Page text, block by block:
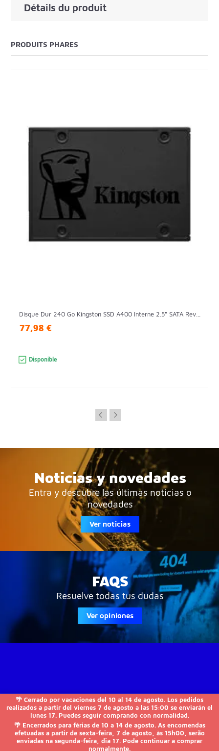
🌴 Cerrado por vacaciones del 10 al 14 de agosto. Los pedidos
realizados a partir del viernes 7 de agosto a las 15:00 se enviarán el
lunes 17. Puedes seguir comprando con normalidad.
🌴 Encerrados para férias de 10 a 14 de agosto. As encomendas
efetuadas a partir de sexta-feira, 7 de agosto, às 15h00, serão
enviadas na segunda-feira, dia 17. Pode continuar a comprar
normalmente.
Détails du produit
PRODUITS PHARES
Disque Dur 240 Go Kingston SSD A400 Interne 2.5" SATA Rev...
77,98 €
Disponible
Noticias y novedades
Entra y descubre las últimas noticias o
novedades
Ver noticias
FAQS
Resuelve todas tus dudas
Ver opiniones
JVS-Informática 
FAQs 